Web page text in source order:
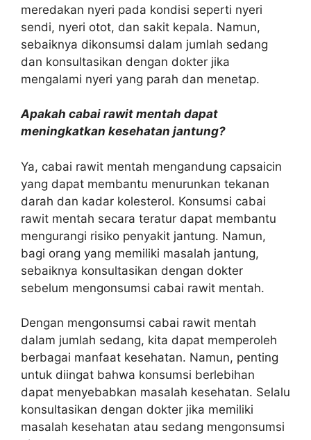
meredakan nyeri pada kondisi seperti nyeri
sendi, nyeri otot, dan sakit kepala. Namun,
sebaiknya dikonsumsi dalam jumlah sedang
dan konsultasikan dengan dokter jika
mengalami nyeri yang parah dan menetap.
Apakah cabai rawit mentah dapat
meningkatkan kesehatan jantung?
Ya, cabai rawit mentah mengandung capsaicin
yang dapat membantu menurunkan tekanan
darah dan kadar kolesterol. Konsumsi cabai
rawit mentah secara teratur dapat membantu
mengurangi risiko penyakit jantung. Namun,
bagi orang yang memiliki masalah jantung,
sebaiknya konsultasikan dengan dokter
sebelum mengonsumsi cabai rawit mentah.
Dengan mengonsumsi cabai rawit mentah
dalam jumlah sedang, kita dapat memperoleh
berbagai manfaat kesehatan. Namun, penting
untuk diingat bahwa konsumsi berlebihan
dapat menyebabkan masalah kesehatan. Selalu
konsultasikan dengan dokter jika memiliki
masalah kesehatan atau sedang mengonsumsi